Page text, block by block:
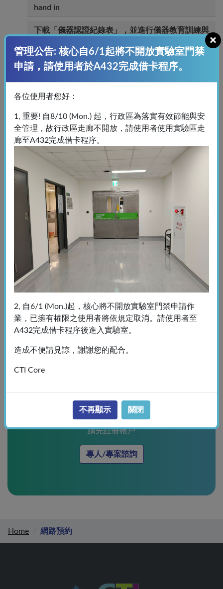
hand in
下載「儀器認證紀錄表」，並進行儀器教育訓練與
Download "Instructment Operation Certification
File" and do operating /certification
進入網路預約
Make online reservations
儀器教育訓練預約 (請直接下拉
器影音課程)
Do operation training of instructments
儀器操作認證預約 Do operating certification
of instructments*各平台認證時段僅可預約
練後 ，再次登入時七天後的時段*
管理員開通儀器使用權限
Open operation access of instructments
儀器自行操作預約 (
預約完成後半小時，若您尚未
收到預約完成信件，請來電告知，避免耽誤您預約
專人/專案諮詢
無法自行操作儀器者或有其他需求
請先註冊帳戶
專人/專案諮詢
Home 網路預約
管理公告: 核心自6/1起將不開放實驗室門禁
申請，請使用者於A432完成借卡程序。
×
各位使用者您好：
1, 重要! 自8/10 (Mon.) 起，行政區為落實有效節能與安
全管理，故行政區走廊不開放，請使用者使用實驗區走
廊至A432完成借卡程序。
2, 自6/1 (Mon.)起，核心將不開放實驗室門禁申請作
業，已擁有權限之使用者將依規定取消。請使用者至
A432完成借卡程序後進入實驗室。
造成不便請見諒，謝謝您的配合。
CTI Core
不再顯示 關閉